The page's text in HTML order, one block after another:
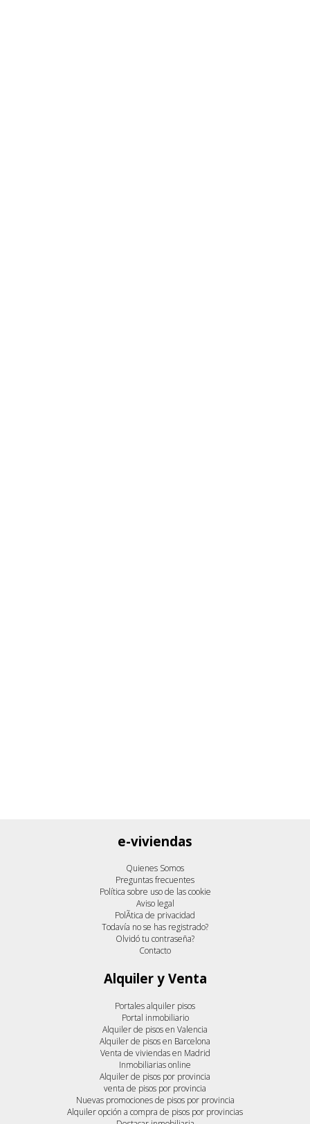
e-viviendas
Quienes Somos
Preguntas frecuentes
Política sobre uso de las cookie
Aviso legal
PolÃ­tica de privacidad
Todavía no se has registrado?
Olvidó tu contraseña?
Contacto
Alquiler y Venta
Portales alquiler pisos
Portal inmobiliario
Alquiler de pisos en Valencia
Alquiler de pisos en Barcelona
Venta de viviendas en Madrid
Inmobiliarias online
Alquiler de pisos por provincia
venta de pisos por provincia
Nuevas promociones de pisos por provincia
Alquiler opción a compra de pisos por provincias